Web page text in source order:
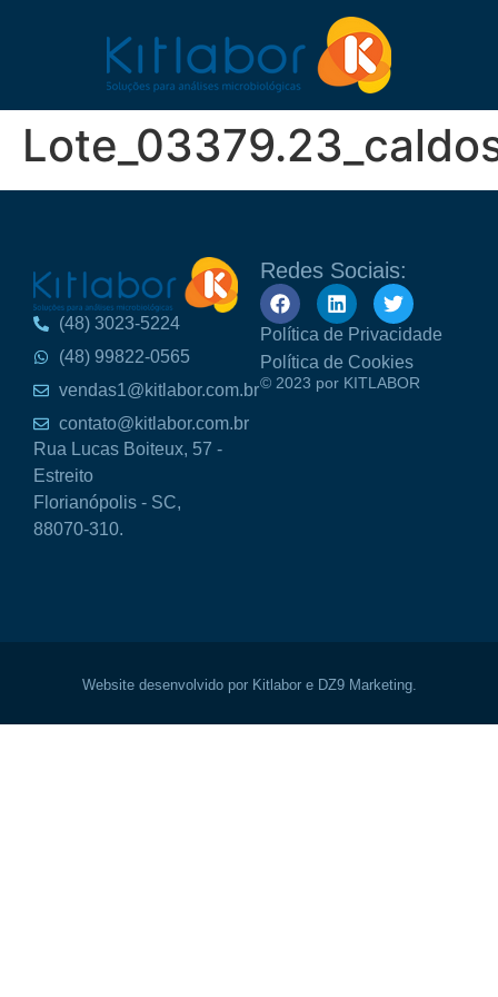
(48) 3023-5224
(48) 99822-0565
vendas1@kitlabor.com.br
contato@kitlabor.com.br
Rua Lucas Boiteux, 57 -
Estreito
Florianópolis - SC,
88070-310.
Redes Sociais:
Política de Privacidade
Política de Cookies
© 2023 por KITLABOR
Website desenvolvido por Kitlabor e DZ9 Marketing.